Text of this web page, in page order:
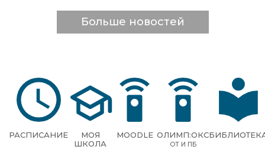
Больше новостей
РАСПИСАНИЕ
МОЯ
ШКОЛА
MOODLE ОЛИМП:ОКС
ОТ И ПБ